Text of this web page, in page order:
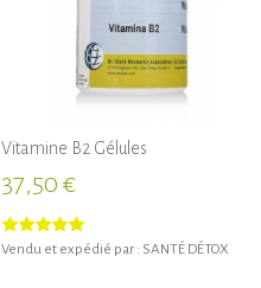
Vitamine B2 Gélules
37,50 €
Vendu et expédié par : SANTÉ DÉTOX